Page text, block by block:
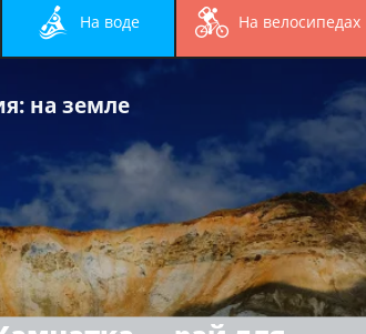
на воде на велосипедах
: на земле